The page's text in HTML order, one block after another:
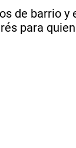
de barrio
para